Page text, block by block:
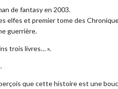
de fantasy en 2003.
elfes et premier tome des
guerrière.
trois livres… ».
.
que cette histoire est une